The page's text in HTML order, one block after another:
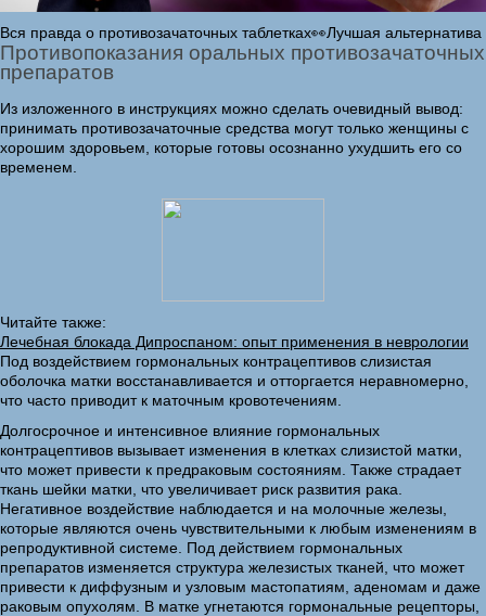
Вся правда о противозачаточных таблетках👀Лучшая альтернатива
Противопоказания оральных противозачаточных
препаратов
Из изложенного в инструкциях можно сделать очевидный вывод:
принимать противозачаточные средства могут только женщины с
хорошим здоровьем, которые готовы осознанно ухудшить его со
временем.
Читайте также:
Лечебная блокада Дипроспаном: опыт применения в неврологии
Под воздействием гормональных контрацептивов слизистая
оболочка матки восстанавливается и отторгается неравномерно,
что часто приводит к маточным кровотечениям.
Долгосрочное и интенсивное влияние гормональных
контрацептивов вызывает изменения в клетках слизистой матки,
что может привести к предраковым состояниям. Также страдает
ткань шейки матки, что увеличивает риск развития рака.
Негативное воздействие наблюдается и на молочные железы,
которые являются очень чувствительными к любым изменениям в
репродуктивной системе. Под действием гормональных
препаратов изменяется структура железистых тканей, что может
привести к диффузным и узловым мастопатиям, аденомам и даже
раковым опухолям. В матке угнетаются гормональные рецепторы,